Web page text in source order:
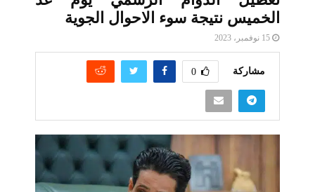
الخميس نتيجة سوء الاحوال الجوية
15 نوفمبر، 2023
مشاركة 0